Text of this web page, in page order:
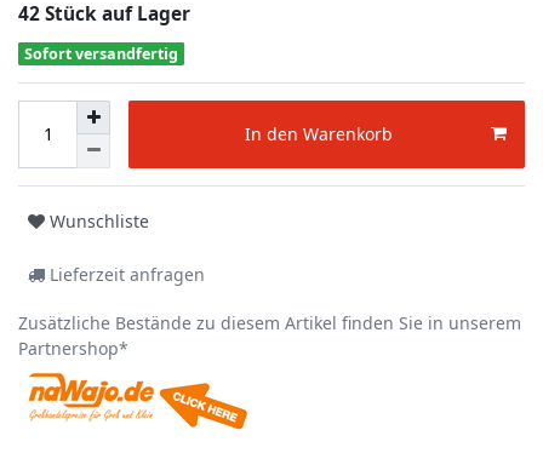
42 Stück auf Lager
Sofort versandfertig
In den Warenkorb
Wunschliste
Lieferzeit anfragen
Zusätzliche Bestände zu diesem Artikel finden Sie in unserem
Partnershop*